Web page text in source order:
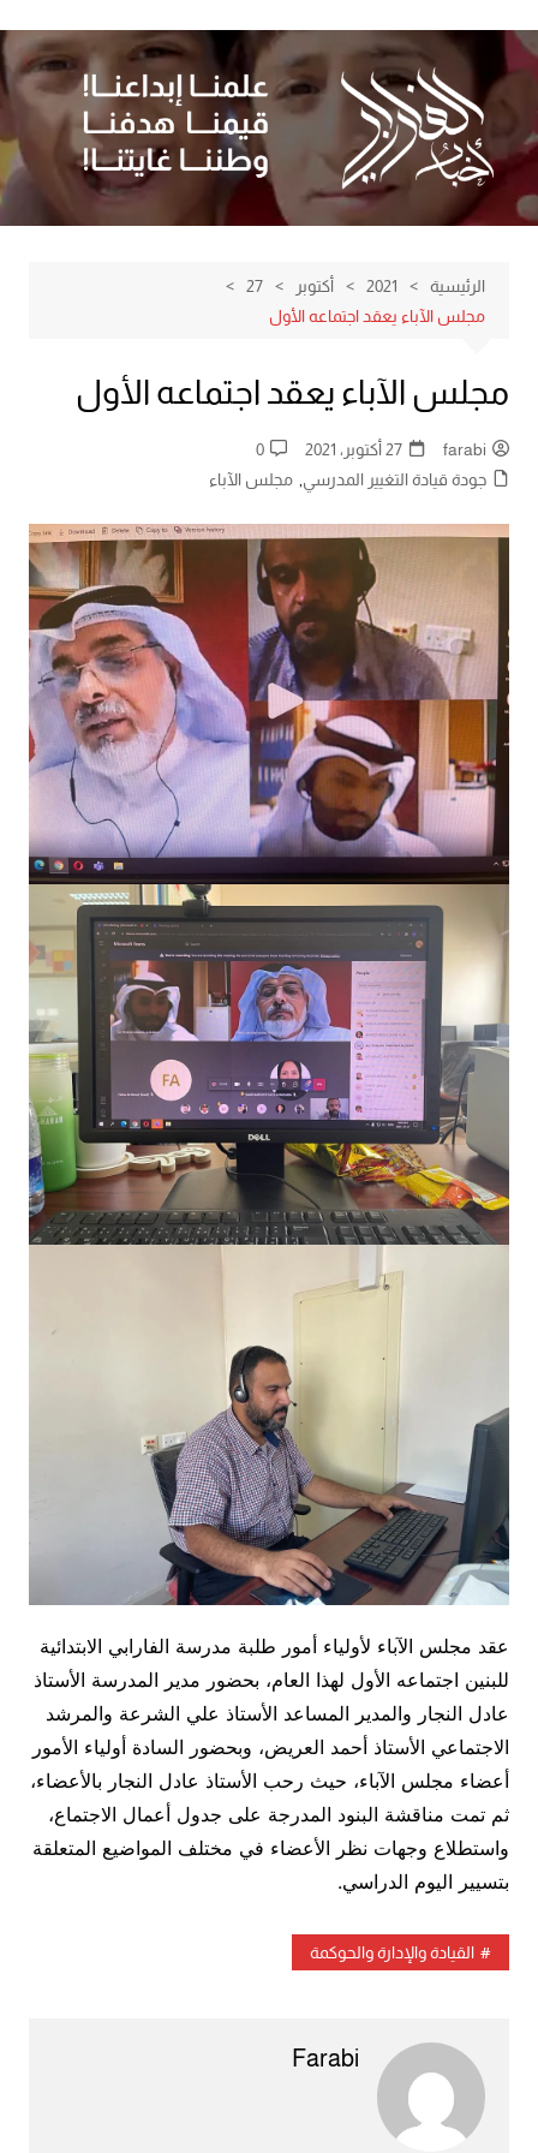
إلى
المحتوى
الرئيسية 2021 أكتوبر
27
مجلس الآباء يعقد اجتماعه الأول
مجلس الآباء يعقد اجتماعه الأول
farabi 27 أكتوبر، 2021
0
جودة قيادة التغيير المدرسي, مجلس الآباء
عقد مجلس الآباء لأولياء أمور طلبة مدرسة الفارابي الابتدائية
للبنين اجتماعه الأول لهذا العام، بحضور مدير المدرسة الأستاذ
عادل النجار والمدير المساعد الأستاذ علي الشرعة والمرشد
الاجتماعي الأستاذ أحمد العريض، وبحضور السادة أولياء الأمور
أعضاء مجلس الآباء، حيث رحب الأستاذ عادل النجار بالأعضاء،
ثم تمت مناقشة البنود المدرجة على جدول أعمال الاجتماع،
واستطلاع وجهات نظر الأعضاء في مختلف المواضيع المتعلقة
بتسيير اليوم الدراسي.
القيادة والإدارة والحوكمة
Farabi